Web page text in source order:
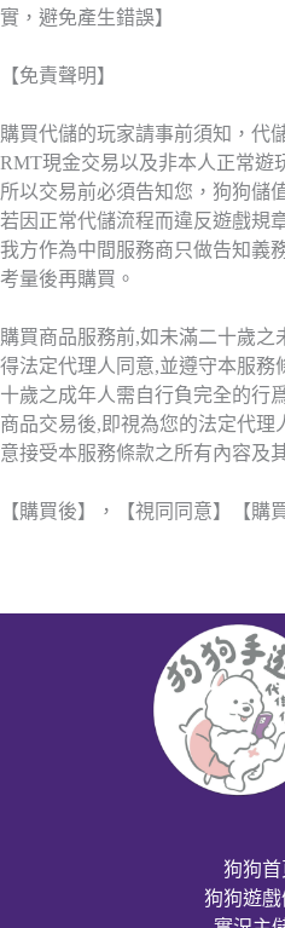
實，避免產生錯誤】
【免責聲明】
購買代儲的玩家請事前須知，代
RMT現金交易以及非本人正常遊
所以交易前必須告知您，狗狗儲
若因正常代儲流程而違反遊戲規
我方作為中間服務商只做告知義
考量後再購買。
購買商品服務前,如未滿二十歲
得法定代理人同意,並遵守本服務
十歲之成年人需自行負完全的行
商品交易後,即視為您的法定代理
意接受本服務條款之所有內容及
【購買後】，【視同同意】【購
狗狗首
狗狗遊戲